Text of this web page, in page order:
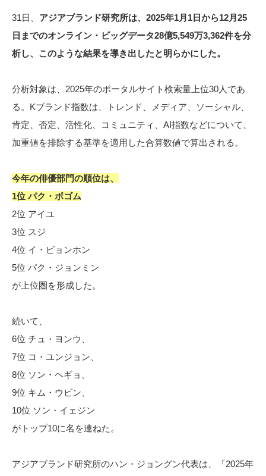
31日、 アジアブランド研究所は、2025年1月1日から12月25
日までのオンライン・ビッグデータ28億5,549万3,362件を分
析し、このような結果を導き出したと明らかにした。
分析対象は、2025年のポータルサイト検索量上位30人であ
る。Kブランド指数は、トレンド、メディア、ソーシャル、
肯定、否定、活性化、コミュニティ、AI指数などについて、
加重値を排除する基準を適用した合算数値で算出される。
今年の俳優部門の順位は、
1位 パク・ボゴム
2位 アイユ
3位 スジ
4位 イ・ビョンホン
5位 パク・ジョンミン
が上位圏を形成した。
続いて、
6位 チュ・ヨンウ、
7位 コ・ユンジョン、
8位 ソン・ヘギョ、
9位 キム・ウビン、
10位 ソン・イェジン
がトップ10に名を連ねた。
アジアブランド研究所のハン・ジョングン代表は、「2025年